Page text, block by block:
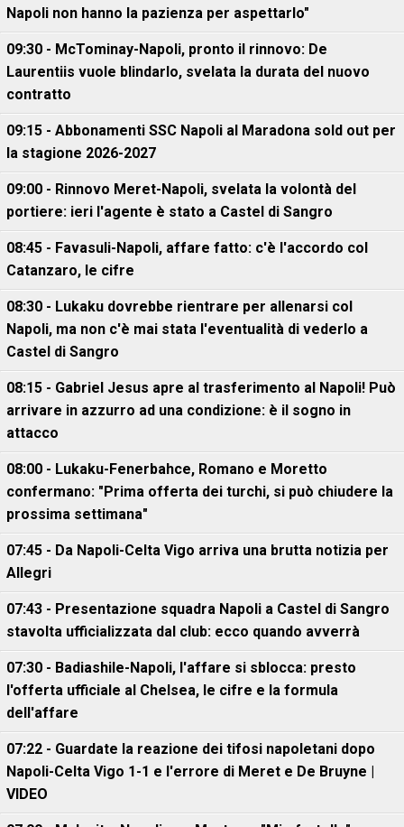
Napoli non hanno la pazienza per aspettarlo"
09:30 - McTominay-Napoli, pronto il rinnovo: De
Laurentiis vuole blindarlo, svelata la durata del nuovo
contratto
09:15 - Abbonamenti SSC Napoli al Maradona sold out per
la stagione 2026-2027
09:00 - Rinnovo Meret-Napoli, svelata la volontà del
portiere: ieri l'agente è stato a Castel di Sangro
08:45 - Favasuli-Napoli, affare fatto: c'è l'accordo col
Catanzaro, le cifre
08:30 - Lukaku dovrebbe rientrare per allenarsi col
Napoli, ma non c'è mai stata l'eventualità di vederlo a
Castel di Sangro
08:15 - Gabriel Jesus apre al trasferimento al Napoli! Può
arrivare in azzurro ad una condizione: è il sogno in
attacco
08:00 - Lukaku-Fenerbahce, Romano e Moretto
confermano: "Prima offerta dei turchi, si può chiudere la
prossima settimana"
07:45 - Da Napoli-Celta Vigo arriva una brutta notizia per
Allegri
07:43 - Presentazione squadra Napoli a Castel di Sangro
stavolta ufficializzata dal club: ecco quando avverrà
07:30 - Badiashile-Napoli, l'affare si sblocca: presto
l'offerta ufficiale al Chelsea, le cifre e la formula
dell'affare
07:22 - Guardate la reazione dei tifosi napoletani dopo
Napoli-Celta Vigo 1-1 e l'errore di Meret e De Bruyne |
VIDEO